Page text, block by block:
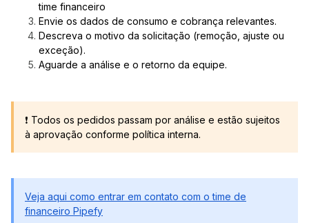
time financeiro
Envie os dados de consumo e cobrança relevantes.
Descreva o motivo da solicitação (remoção, ajuste ou
exceção).
Aguarde a análise e o retorno da equipe.
❗ Todos os pedidos passam por análise e estão sujeitos
à aprovação conforme política interna.
Veja aqui como entrar em contato com o time de
financeiro Pipefy